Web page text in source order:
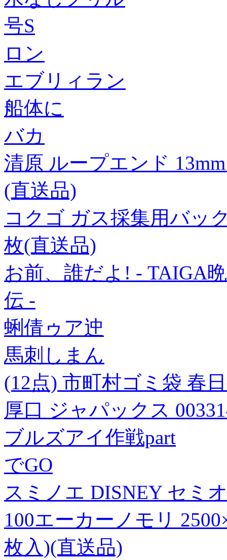
号S
ロン
エブリィラン
船体に
バカ
清原 ループエンド
(直送品)
コクゴ ガス採集用バッ
枚(直送品)
お前、誰だよ! - TAIGA
伝 -
蜊倩ゥア迚
馬刺しまん
(12点) 市町村ゴミ袋 春
厚口 ジャパックス
ブルズアイ作戦part
でGO
スミノエ DISNEY セミ
100エーカーノモリ
枚入)(直送品)